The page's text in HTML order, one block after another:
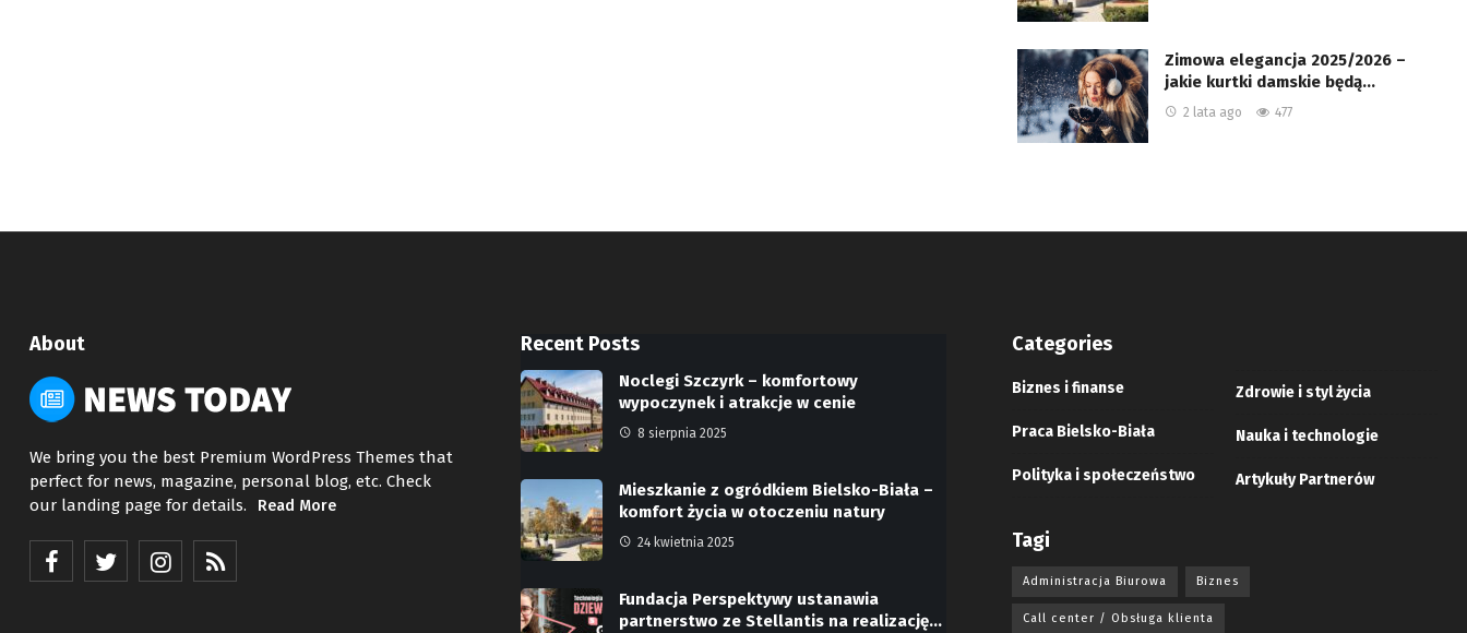
Zimowa elegancja 2025/2026 –
jakie kurtki damskie będą…
2 lata ago 477
About
We bring you the best Premium WordPress Themes that
perfect for news, magazine, personal blog, etc. Check
our landing page for details.
Read More
Recent Posts
Noclegi Szczyrk – komfortowy
wypoczynek i atrakcje w cenie
8 sierpnia 2025
Mieszkanie z ogródkiem Bielsko-Biała –
komfort życia w otoczeniu natury
24 kwietnia 2025
Fundacja Perspektywy ustanawia
partnerstwo ze Stellantis na realizację…
Categories
Biznes i finanse
Praca Bielsko-Biała
Polityka i społeczeństwo
Zdrowie i styl życia
Nauka i technologie
Artykuły Partnerów
Tagi
Administracja Biurowa Biznes
Call center / Obsługa klienta